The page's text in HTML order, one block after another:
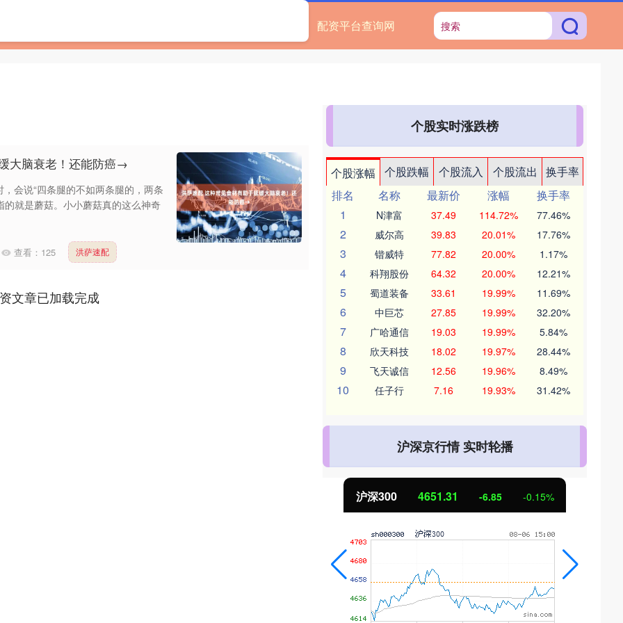
配资平台查询网
大脑衰老！还能防癌→
会说“四条腿的不如两条腿的，两条
的就是蘑菇。小小蘑菇真的这么神奇
查看： 125 洪萨速配
文章已加载完成
个股实时涨跌榜
个股涨幅 个股跌幅 个股流入 个股流出
换手率
排名
名称 最新价 涨幅
换手率
1
N津富 37.49 114.72% 77.46%
2 威尔高 39.83 20.01% 17.76%
3 锴威特 77.82 20.00% 1.17%
4 科翔股份 64.32 20.00% 12.21%
5 蜀道装备 33.61 19.99% 11.69%
6 中巨芯 27.85 19.99% 32.20%
7 广哈通信 19.03 19.99% 5.84%
8 欣天科技 18.02 19.97% 28.44%
9 飞天诚信 12.56 19.96% 8.49%
10 任子行 7.16 19.93% 31.42%
沪深京行情 实时轮播
沪深300 4651.31 -6.85 -0.15%